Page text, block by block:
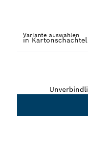
Variante auswählen